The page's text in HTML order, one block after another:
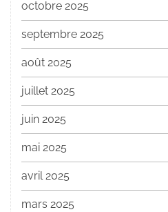
octobre 2025
septembre 2025
août 2025
juillet 2025
juin 2025
mai 2025
avril 2025
mars 2025